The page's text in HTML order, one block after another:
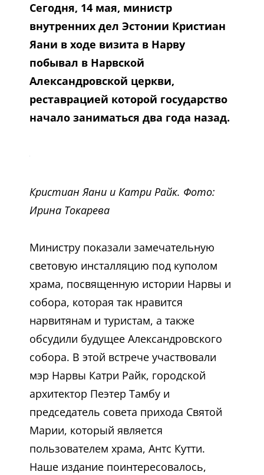
Сегодня, 14 мая, министр
внутренних дел Эстонии Кристиан
Яани в ходе визита в Нарву
побывал в Нарвской
Александровской церкви,
реставрацией которой государство
начало заниматься два года назад.
Кристиан Яани и Катри Райк. Фото:
Ирина Токарева
Министру показали замечательную
световую инсталляцию под куполом
храма, посвященную истории Нарвы и
собора, которая так нравится
нарвитянам и туристам, а также
обсудили будущее Александровского
собора. В этой встрече участвовали
мэр Нарвы Катри Райк, городской
архитектор Пеэтер Тамбу и
председатель совета прихода Святой
Марии, который является
пользователем храма, Антс Кутти.
Наше издание поинтересовалось,